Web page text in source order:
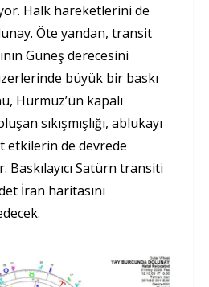
Halk hareketlerini de
Öte yandan, transit
Güneş derecesini
büyük bir baskı
Hürmüz’ün kapalı
sıkışmışlığı, ablukayı
etkilerin de devrede
Baskılayıcı Satürn transiti
İran haritasını